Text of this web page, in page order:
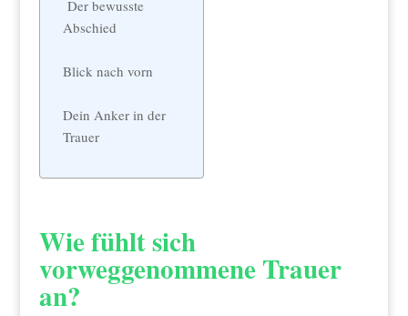
Der bewusste
Abschied
Blick nach vorn
Dein Anker in der
Trauer
Wie fühlt sich
vorweggenommene Trauer
an?